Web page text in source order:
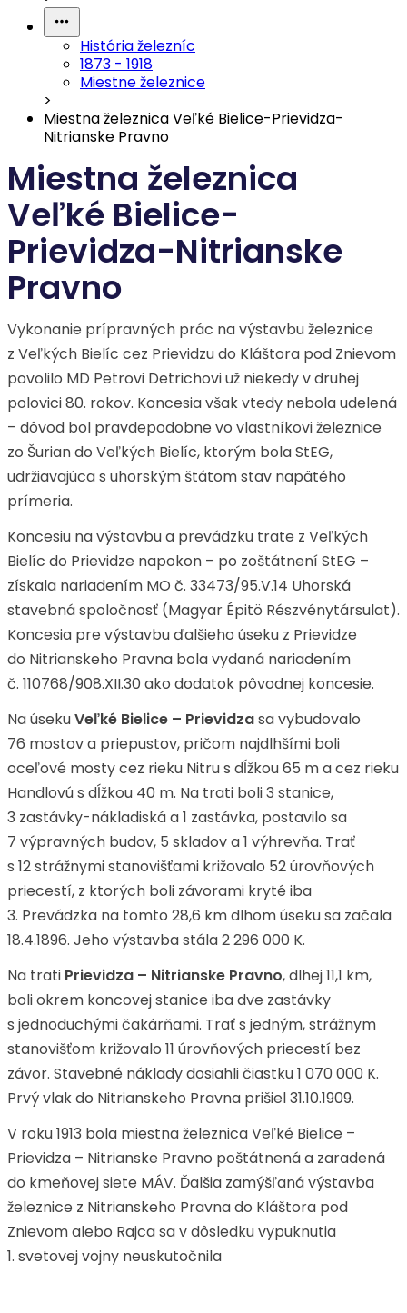
História železníc
1873 - 1918
Miestne železnice
>
Miestna železnica Veľké Bielice-Prievidza-
Nitrianske Pravno
Miestna železnica
Veľké Bielice-
Prievidza-Nitrianske
Pravno
Vykonanie prípravných prác na výstavbu železnice
z Veľkých Bielíc cez Prievidzu do Kláštora pod Znievom
povolilo MD Petrovi Detrichovi už niekedy v druhej
polovici 80. rokov. Koncesia však vtedy nebola udelená
– dôvod bol pravdepodobne vo vlastníkovi železnice
zo Šurian do Veľkých Bielíc, ktorým bola StEG,
udržiavajúca s uhorským štátom stav napätého
prímeria.
Koncesiu na výstavbu a prevádzku trate z Veľkých
Bielíc do Prievidze napokon – po zoštátnení StEG –
získala nariadením MO č. 33473/95.V.14 Uhorská
stavebná spoločnosť (Magyar Épitö Részvénytársulat).
Koncesia pre výstavbu ďalšieho úseku z Prievidze
do Nitrianskeho Pravna bola vydaná nariadením
č. 110768/908.XII.30 ako dodatok pôvodnej koncesie.
Na úsekuVeľké Bielice – Prievidzasa vybudovalo
76 mostov a priepustov, pričom najdlhšími boli
oceľové mosty cez rieku Nitru s dĺžkou 65 m a cez rieku
Handlovú s dĺžkou 40 m. Na trati boli 3 stanice,
3 zastávky-nákladiská a 1 zastávka, postavilo sa
7 výpravných budov, 5 skladov a 1 výhrevňa. Trať
s 12 strážnymi stanovišťami križovalo 52 úrovňových
priecestí, z ktorých boli závorami kryté iba
3. Prevádzka na tomto 28,6 km dlhom úseku sa začala
18.4.1896. Jeho výstavba stála 2 296 000 K.
Na trati Prievidza – Nitrianske Pravno, dlhej 11,1 km,
boli okrem koncovej stanice iba dve zastávky
s jednoduchými čakárňami. Trať s jedným, strážnym
stanovišťom križovalo 11 úrovňových priecestí bez
závor. Stavebné náklady dosiahli čiastku 1 070 000 K.
Prvý vlak do Nitrianskeho Pravna prišiel 31.10.1909.
V roku 1913 bola miestna železnica Veľké Bielice –
Prievidza – Nitrianske Pravno poštátnená a zaradená
do kmeňovej siete MÁV. Ďalšia zamýšľaná výstavba
železnice z Nitrianskeho Pravna do Kláštora pod
Znievom alebo Rajca sa v dôsledku vypuknutia
1. svetovej vojny neuskutočnila